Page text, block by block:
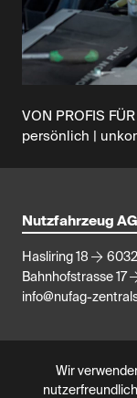
VON PROFIS
persönlich |
Nutzfahrzeug
Hasliring 18
Bahnhofstrasse 17
info@nufag-
Wir